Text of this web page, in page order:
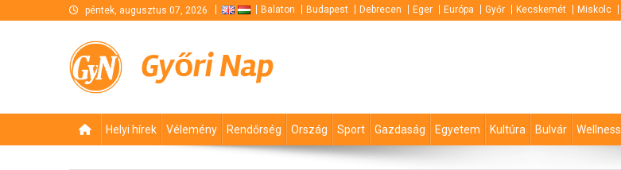
péntek, augusztus 07, 2026 Balaton Budapest Debrecen Eger Európa Győr Kecskemét Miskolc
Győri Nap
Helyi hírek Vélemény Rendőrség Ország Sport Gazdaság Egyetem Kultúra Bulvár Wellness